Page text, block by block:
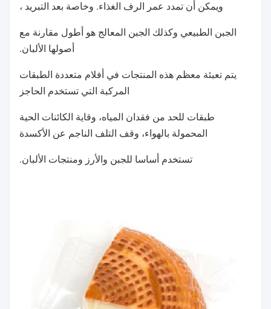
ويمكن أن تمدد عمر الرف الغذاء. وخاصة بعد التبريد ،
الجبن الطبيعي وكذلك الجبن المعالج هو أطول مقارنة مع
أصولها الألبان.
يتم تعبئة معظم هذه المنتجات في أفلام متعددة الطبقات
المركبة التي تستخدم الحاجز
طبقات للحد من فقدان المياه، وقاية الكائنات الحية
المحمولة بالهواء، وقف التلف الناجم عن الأكسدة
تستخدم أساسا للجبن والأرز ومنتجات الألبان.